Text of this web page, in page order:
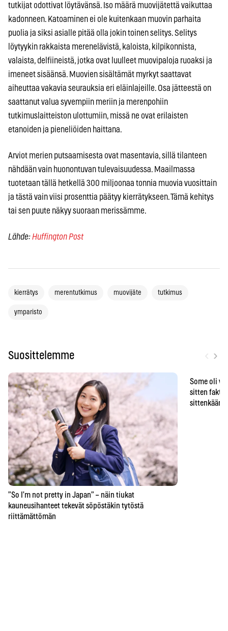
tutkijat odottivat löytävänsä. Iso määrä muovijätettä vaikuttaa
kadonneen. Katoaminen ei ole kuitenkaan muovin parhaita
puolia ja siksi asialle pitää olla jokin toinen selitys.Selitys
löytyykin rakkaista merenelävistä, kaloista, kilpikonnista,
valaista, delfiineistä, jotka ovat luulleet muovipaloja ruoaksi ja
imeneet sisäänsä. Muovien sisältämät myrkyt saattavat
aiheuttaa vakavia seurauksia eri eläinlajeille. Osa jätteestä on
saattanut valua syvempiin meriin ja merenpohiin
tutkimuslaitteiston ulottumiin, missä ne ovat erilaisten
etanoiden ja pieneliöiden haittana.
Arviot merien putsaamisesta ovat masentavia, sillä tilanteen
nähdään vain huonontuvan tulevaisuudessa. Maailmassa
tuotetaan tällä hetkellä 300 miljoonaa tonnia muovia vuosittain
ja tästä vain viisi prosenttia päätyy kierrätykseen. Tämä kehitys
tai sen puute näkyy suoraan merissämme.
Lähde:Huffington Post
kierrätys merentutkimus muovijäte tutkimus
ymparisto
Suosittelemme ›
”So I’m not pretty in Japan” – näin tiukat
kauneusihanteet tekevät söpöstäkin tytöstä
riittämättömän
Some oli
sitten
sittenkään